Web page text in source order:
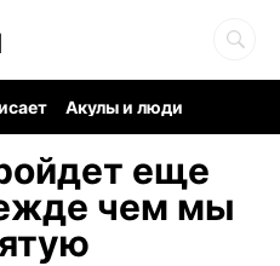
Акулы и люди
еще
чем мы